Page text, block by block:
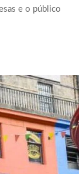
e o público